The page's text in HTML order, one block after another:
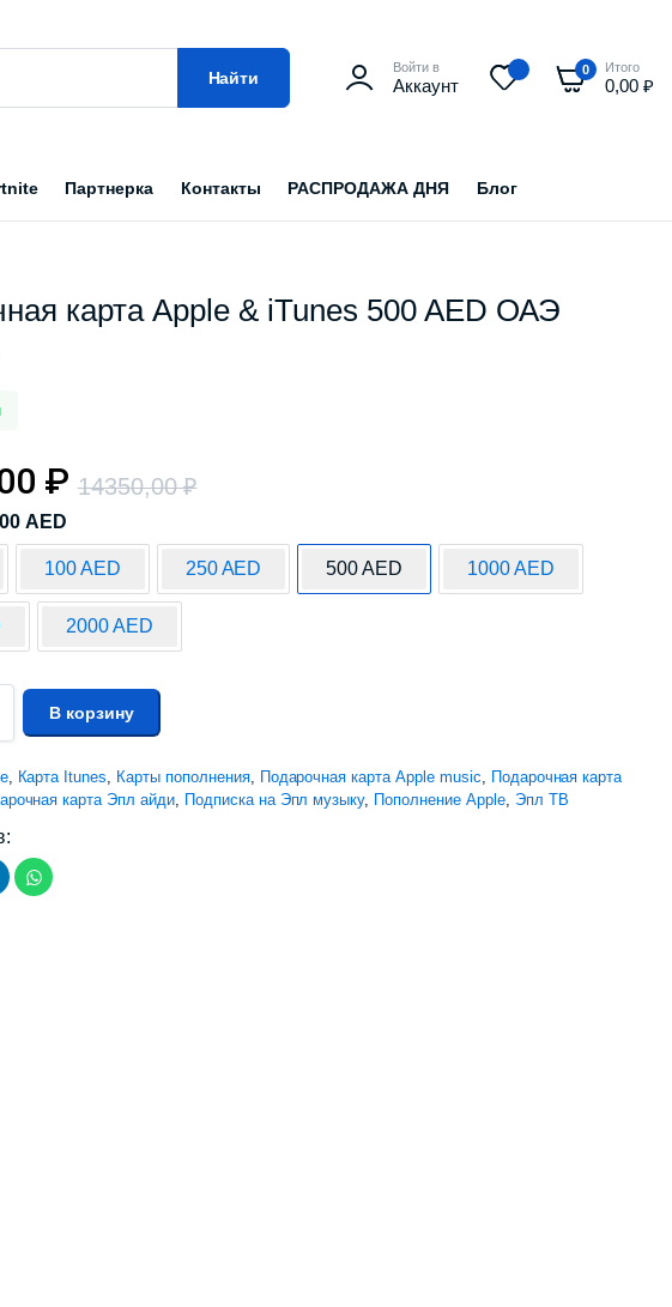
Найти
Войти в
Аккаунт
0 Итого
0,00₽
Партнерка Контакты РАСПРОДАЖА ДНЯ Блог
карта Apple & iTunes 500 AED ОАЭ
14350,00₽
₽
AED
100 AED 250 AED 500 AED 1000 AED
2000 AED
В корзину
, Карта Itunes, Карты пополнения, Подарочная карта Apple music, Подарочная карта
карта Эпл айди, Подписка на Эпл музыку, Пополнение Apple, Эпл ТВ